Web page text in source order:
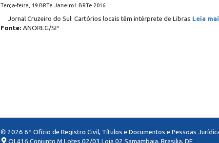
Terça-feira, 19 BRTe Janeiro1 BRTe 2016
Jornal Cruzeiro do Sul: Cartórios locais têm intérprete de Libras Leia
Fonte: ANOREG/SP
© 2026 6º Ofício de Registro Civil, Títulos e Documentos e Pessoas
QI 416 Conjunto M Lotes 02/03 Loja 02 Samambaia, Brasilia, DF